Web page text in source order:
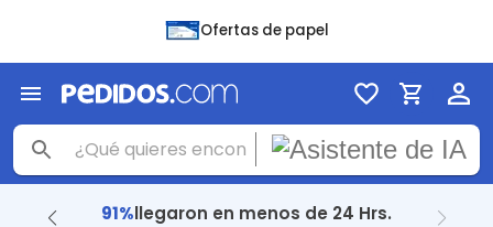
Ofertas de papel
91%llegaron en menos de 24 Hrs.